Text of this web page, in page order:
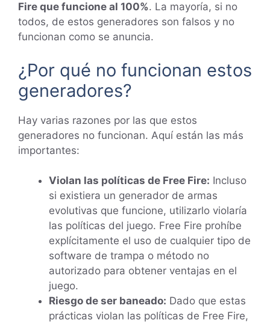
Fire que funcione al 100%. La mayoría, si no
todos, de estos generadores son falsos y no
funcionan como se anuncia.
¿Por qué no funcionan estos
generadores?
Hay varias razones por las que estos
generadores no funcionan. Aquí están las más
importantes:
Violan las políticas de Free Fire: Incluso
si existiera un generador de armas
evolutivas que funcione, utilizarlo violaría
las políticas del juego. Free Fire prohíbe
explícitamente el uso de cualquier tipo de
software de trampa o método no
autorizado para obtener ventajas en el
juego.
Riesgo de ser baneado: Dado que estas
prácticas violan las políticas de Free Fire,